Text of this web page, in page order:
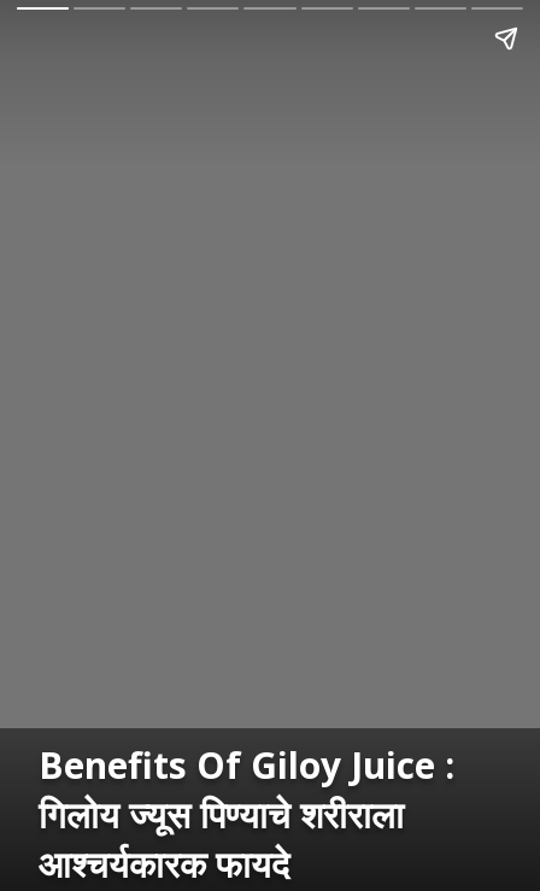
Benefits Of Giloy Juice :
गिलोय ज्यूस पिण्याचे शरीराला
आश्चर्यकारक फायदे